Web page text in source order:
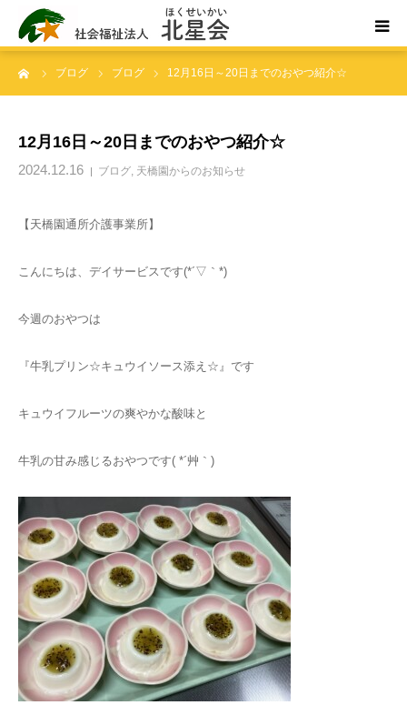
ブログ ブログ 12月16日～20日までのおやつ紹介☆
12月16日～20日までのおやつ紹介☆
2024.12.16 ブログ, 天橋園からのお知らせ
【天橋園通所介護事業所】
こんにちは、デイサービスです(*´▽｀*)
今週のおやつは
『牛乳プリン☆キュウイソース添え☆』です
キュウイフルーツの爽やかな酸味と
牛乳の甘み感じるおやつです( *´艸｀)
ホーム
事業所案内・ご利用案内
お問い合わせ